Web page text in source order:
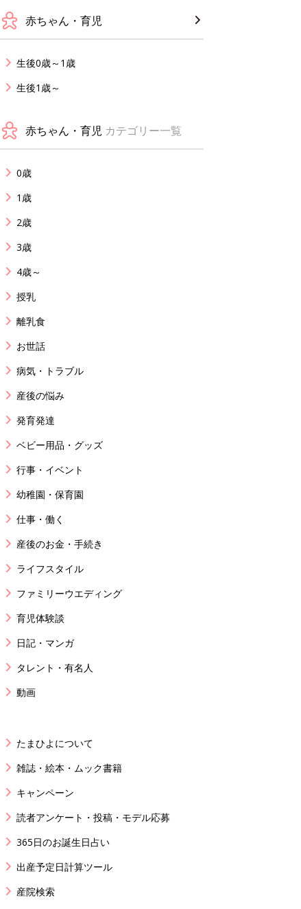
赤ちゃん・育児
生後0歳～1歳
生後1歳～
赤ちゃん・育児 カテゴリー一覧
0歳
1歳
2歳
3歳
4歳～
授乳
離乳食
お世話
病気・トラブル
産後の悩み
発育発達
ベビー用品・グッズ
行事・イベント
幼稚園・保育園
仕事・働く
産後のお金・手続き
ライフスタイル
ファミリーウエディング
育児体験談
日記・マンガ
タレント・有名人
動画
たまひよについて
雑誌・絵本・ムック書籍
キャンペーン
読者アンケート・投稿・モデル応募
365日のお誕生日占い
出産予定日計算ツール
産院検索